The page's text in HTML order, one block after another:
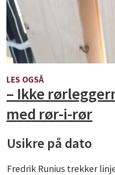
LES OGSÅ
– Ikke
med rør-i-rør
Usikre på dato
Fredrik Runius trekker